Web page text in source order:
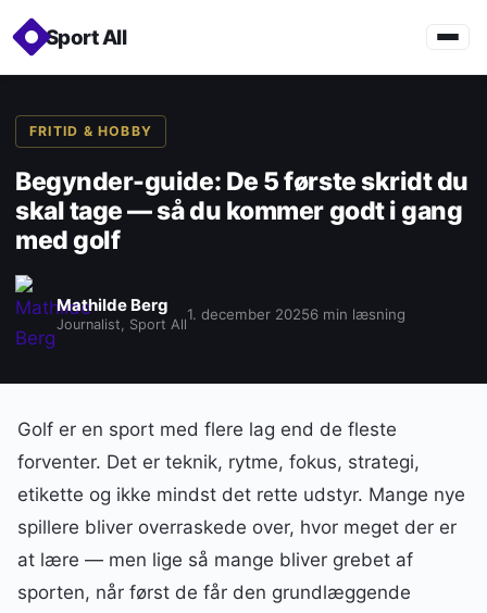
Sport All
FRITID & HOBBY
Begynder-guide: De 5 første skridt du
skal tage — så du kommer godt i gang
med golf
Mathilde Berg
Journalist, Sport All
1. december 20256 min læsning
Golf er en sport med flere lag end de fleste
forventer. Det er teknik, rytme, fokus, strategi,
etikette og ikke mindst det rette udstyr. Mange nye
spillere bliver overraskede over, hvor meget der er
at lære — men lige så mange bliver grebet af
sporten, når først de får den grundlæggende